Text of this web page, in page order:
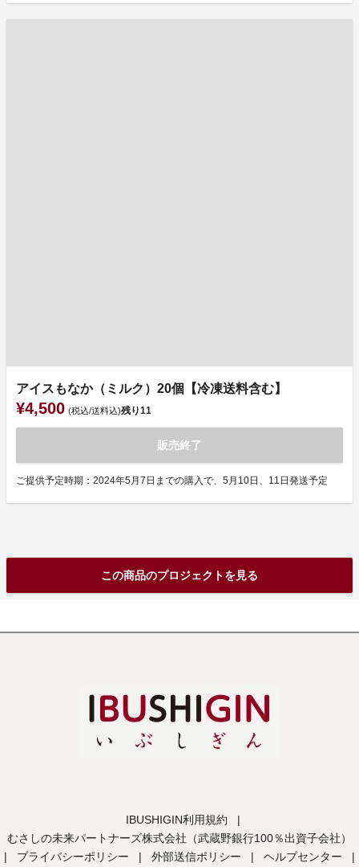
アイスもなか（ミルク）20個【冷凍送料含む】
¥4,500 (税込/送料込)残り11
販売終了
ご提供予定時期：2024年5月7日までの購入で、5月10日、11日発送予定
この商品のプロジェクトを見る
IBUSHIGIN利用規約
|
むさしの未来パートナーズ株式会社（武蔵野銀行100％出資子会社）
|
プライバシーポリシー | 外部送信ポリシー | ヘルプセンター |